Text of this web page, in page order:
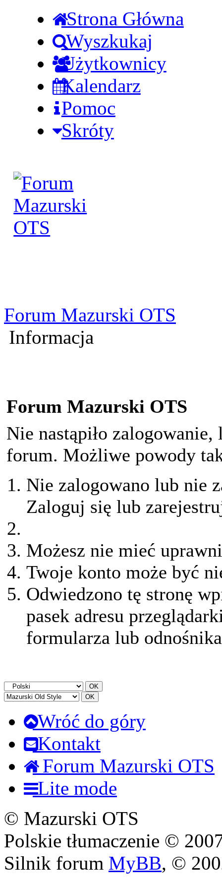
Strona Główna
Wyszkukaj
Użytkownicy
Kalendarz
Pomoc
Skróty
Forum Mazurski OTS
Informacja
Forum Mazurski OTS
Nie nastąpiło
forum. Możliwe powody
Nie zalogowano lub nie
Zaloguj się lub
Możesz nie mieć
Twoje konto może być
Odwiedzono tę stronę
pasek adresu
formularza lub
Wróć do góry
Kontakt
Forum Mazurski OTS
Lite mode
© Mazurski OTS
Polskie tłumaczenie ©
Silnik forum MyBB, ©